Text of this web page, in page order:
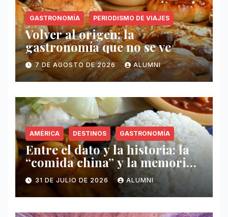
GASTRONOMÍA PERIODISMO DE VIAJES
Volver al origen: la
gastronomía que no se ve
7 DE AGOSTO DE 2026 ALUMNI
AMÉRICA DESTINOS GASTRONOMÍA
Entre el dato y la historia: la
“comida china” y la memoria
invisible en Puerto Rico
31 DE JULIO DE 2026 ALUMNI